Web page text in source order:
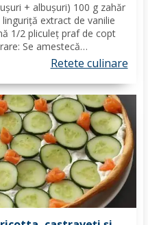
+ albușuri) 100 g zahăr
extract de vanilie
1/2 pliculeț praf de copt
Se amestecă
și vanilia. Se adaugă
Retete culinare